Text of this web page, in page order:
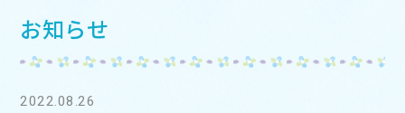
お知らせ
2022.08.26